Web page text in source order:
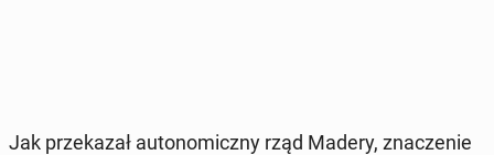
Jak prze­ka­zał au­to­no­micz­ny rząd Madery, zna­cze­nie